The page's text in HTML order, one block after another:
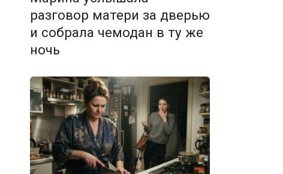
разговор матери за дверью
и собрала чемодан в ту же
ночь